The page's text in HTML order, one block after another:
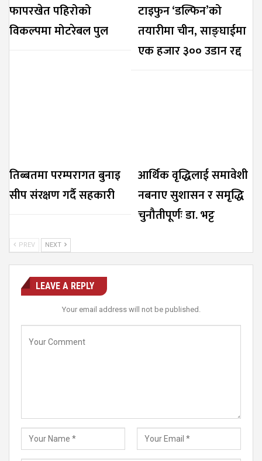
फापरखेत पहिरोको
विकल्पमा मोटरेबल पुल
टाइफुन ‘डल्फिन’को
तयारीमा चीन, साङ्घाईमा
एक हजार ३०० उडान रद्द
तिब्बतमा परम्परागत बुनाइ
सीप संरक्षण गर्दै सहकारी
आर्थिक वृद्धिलाई समावेशी
नबनाए सुशासन र समृद्धि
चुनौतीपूर्णः डा. भट्ट
PREV NEXT
LEAVE A REPLY
Your email address will not be published.